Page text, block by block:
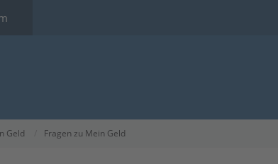
Geld Fragen zu Mein Geld